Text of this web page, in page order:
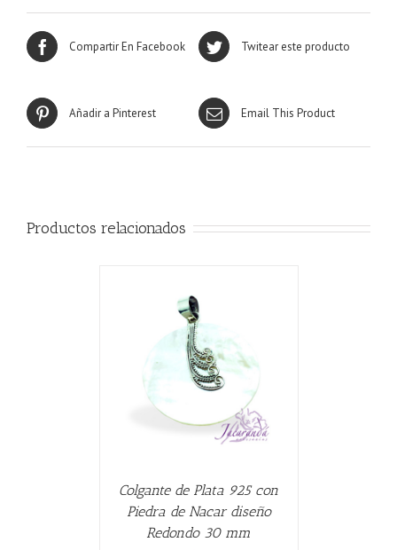
Compartir En Facebook Twitear este producto
Añadir a Pinterest Email This Product
Productos relacionados
Colgante de Plata 925 con
Piedra de Nacar diseño
Redondo 30 mm